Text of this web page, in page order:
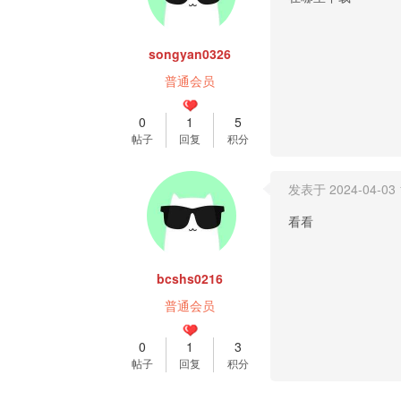
songyan0326
普通会员
0
帖子
1
回复
5
积分
bcshs0216
普通会员
0
帖子
1
回复
3
积分
发表于 2024-04-03
看看